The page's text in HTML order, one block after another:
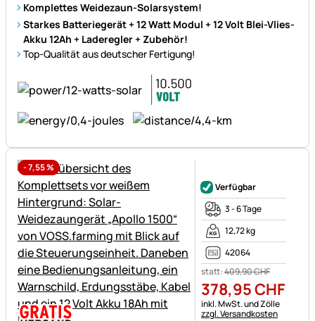
Komplettes Weidezaun-Solarsystem!
Starkes Batteriegerät + 12 Watt Modul + 12 Volt Blei-Vlies-
Akku 12Ah + Laderegler + Zubehör!
Top-Qualität aus deutscher Fertigung!
-7,55%
Verfügbar
3 - 6 Tage
12,72 kg
42064
statt:409,90CHF
378,95CHF
Steuerhinweis:
inkl. MwSt. und Zölle
zzgl. Versandkosten